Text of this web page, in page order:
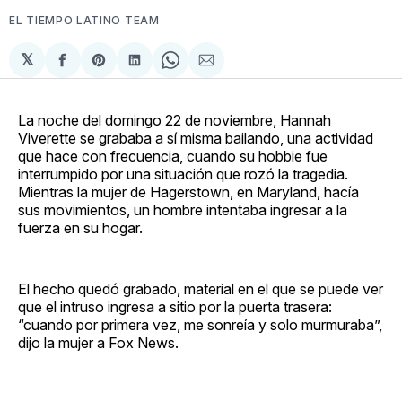
EL TIEMPO LATINO TEAM
𝕏
Compartir
en
Share
on
Compartir
en
Share
on
Compartir
via
La noche del domingo 22 de noviembre, Hannah
Viverette se grababa a sí misma bailando, una actividad
que hace con frecuencia, cuando su hobbie fue
interrumpido por una situación que rozó la tragedia.
Mientras la mujer de Hagerstown, en Maryland, hacía
sus movimientos, un hombre intentaba ingresar a la
fuerza en su hogar.
El hecho quedó grabado, material en el que se puede ver
que el intruso ingresa a sitio por la puerta trasera:
“cuando por primera vez, me sonreía y solo murmuraba”,
dijo la mujer a Fox News.